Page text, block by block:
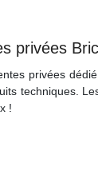
privées
privées
techniques.
!